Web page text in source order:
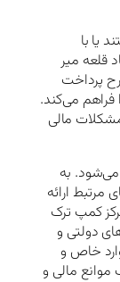
یا با
قلعه میر
پرداخت
فراهم می‌کند.
مالی
می‌شود. به
ارائه
کمپ ترک
دولتی و
خاص و
مالی و